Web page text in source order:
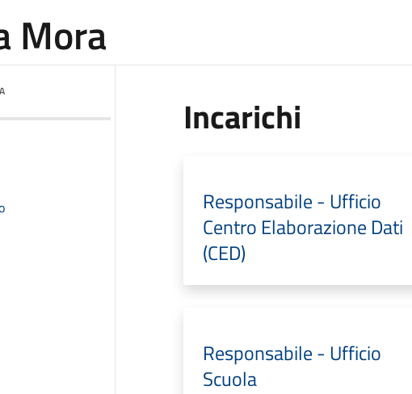
Mora
Incarichi
Responsabile - Ufficio
Centro Elaborazione Dati
(CED)
Responsabile - Ufficio
Scuola